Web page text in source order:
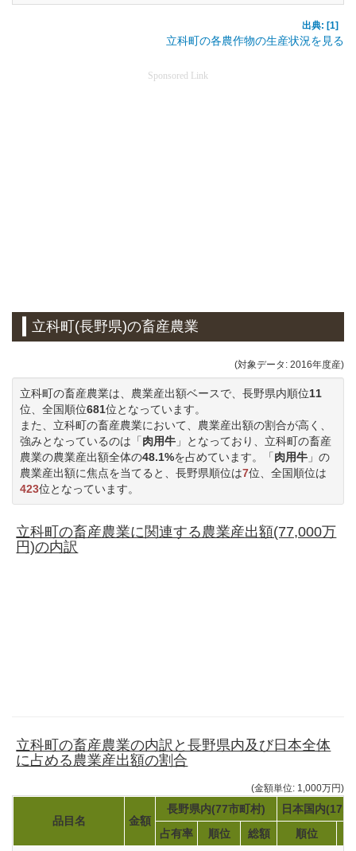
出典: [1]
立科町の各農作物の生産状況を見る
Sponsored Link
立科町(長野県)の畜産農業
(対象データ: 2016年度産)
立科町の畜産農業は、農業産出額ベースで、長野県内順位11
位、全国順位681位となっています。
また、立科町の畜産農業において、農業産出額の割合が高く、
強みとなっているのは「肉用牛 」となっており、立科町の畜産
農業の農業産出額全体の48.1%を占めています。「肉用牛 」の
農業産出額に焦点を当てると、長野県順位は7位、全国順位は
423位となっています。
立科町の畜産農業に関連する農業産出額(77,000万
円)の内訳
立科町の畜産農業の内訳と長野県内及び日本全体
に占める農業産出額の割合
(金額単位: 1,000万円)
品目名 金額
長野県内(77市町村)
日本国内
占有率
順位 総額 順位